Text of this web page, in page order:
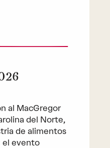
al MacGregor
del Norte,
de alimentos
el evento